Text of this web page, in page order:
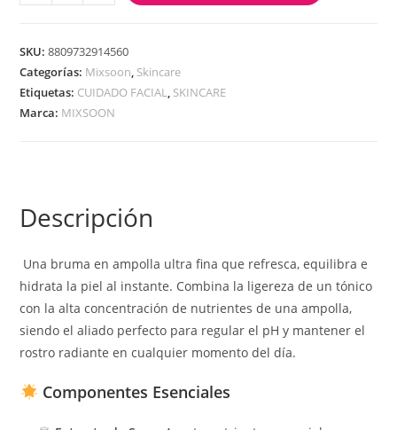
SKU:8809732914560
Categorías: Mixsoon, Skincare
Etiquetas: CUIDADO FACIAL, SKINCARE
Marca: MIXSOON
Descripción
Una bruma en ampolla ultra fina que refresca, equilibra e
hidrata la piel al instante. Combina la ligereza de un tónico
con la alta concentración de nutrientes de una ampolla,
siendo el aliado perfecto para regular el pH y mantener el
rostro radiante en cualquier momento del día.
Componentes Esenciales